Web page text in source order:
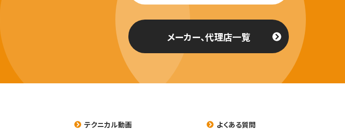
メーカー、代理店一覧
テクニカル動画
よくある質問